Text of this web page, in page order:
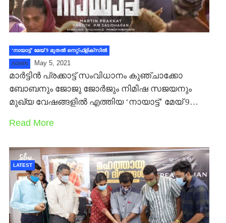
‘നായാട്ട്’ മേയ് 9 മുതൽ നെറ്റ്ഫ്ളിക്സിൽ
ADMIN May 5, 2021
മാര്‍ട്ടിന്‍ പ്രക്കാട്ട് സംവിധാനം കുഞ്ചാക്കോ
ബോബനും ജോജു ജോര്‍ജും നിമിഷ സജയനും
മുഖ്യ വേഷങ്ങളില്‍ എത്തിയ ‘നായാട്ട്’ മേയ് 9…
Read More
LATEST